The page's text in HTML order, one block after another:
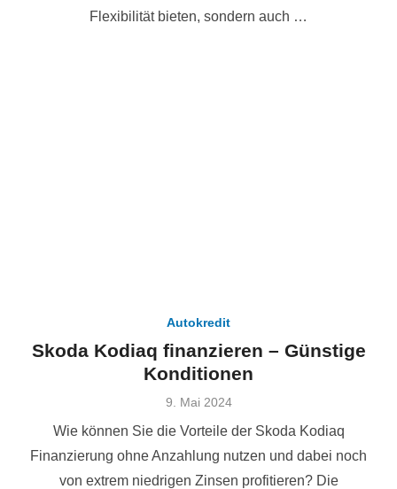
Flexibilität bieten, sondern auch …
Autokredit
Skoda Kodiaq finanzieren – Günstige
Konditionen
Veröffentlicht
9. Mai 2024
Wie können Sie die Vorteile der Skoda Kodiaq
Finanzierung ohne Anzahlung nutzen und dabei noch
von extrem niedrigen Zinsen profitieren? Die